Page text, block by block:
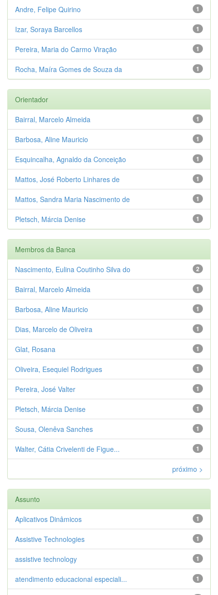
1
Andre, Felipe Quirino
1
Izar, Soraya Barcellos
1
Pereira, Maria do Carmo Viração
1
Rocha, Maíra Gomes de Souza da
Orientador
1
Bairral, Marcelo Almeida
1
Barbosa, Aline Mauricio
1
Esquincalha, Agnaldo da Conceição
1
Mattos, José Roberto Linhares de
1
Mattos, Sandra Maria Nascimento de
1
Pletsch, Márcia Denise
Membros da Banca
2
Nascimento, Eulina Coutinho Silva do
1
Bairral, Marcelo Almeida
1
Barbosa, Aline Mauricio
1
Dias, Marcelo de Oliveira
1
Glat, Rosana
1
Oliveira, Esequiel Rodrigues
1
Pereira, José Valter
1
Pletsch, Márcia Denise
1
Sousa, Olenêva Sanches
1
Walter, Cátia Crivelenti de Figue...
próximo >
Assunto
1
Aplicativos Dinâmicos
1
Assistive Technologies
1
assistive technology
1
atendimento educacional especiali...